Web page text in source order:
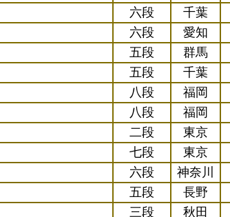
六段 千葉
六段 愛知
五段 群馬
五段 千葉
八段 福岡
八段 福岡
二段 東京
七段 東京
六段 神奈川
五段 長野
三段 秋田